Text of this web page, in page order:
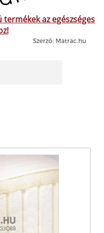
az egészséges
Szerző: Matrac.hu